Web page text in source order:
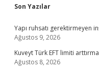
Sidebar
Son Yazılar
Yapı ruhsatı gerektirmeyen
Ağustos 9, 2026
Kuveyt Türk EFT limiti arttırma
Ağustos 8, 2026